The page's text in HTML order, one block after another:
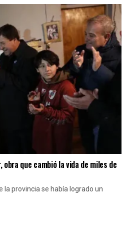
obra que cambió la vida de miles de
la provincia se había logrado un